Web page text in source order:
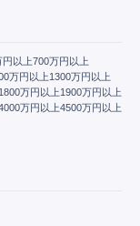
円以上700万円以上
万円以上1300万円以上
万円以上1900万円以上
万円以上4500万円以上